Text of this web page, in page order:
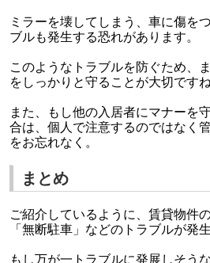
ミラーを壊してしまう、車に傷を
ブルも発生する恐れがあります。
このようなトラブルを防ぐため、
をしっかりと守ることが大切ですね
また、もし他の入居者にマナーを
合は、個人で注意するのではなく
をお忘れなく。
まとめ
ご紹介しているように、賃貸物件
「無断駐車」などのトラブルが発
もし万が一トラブルに発展しそう